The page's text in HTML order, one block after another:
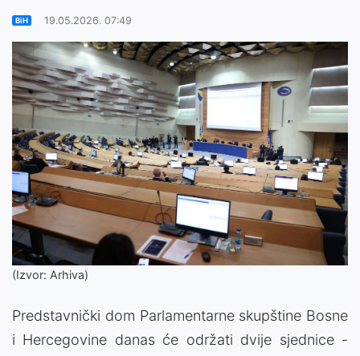
BiH 19.05.2026. 07:49
(Izvor: Arhiva)
Predstavnički dom Parlamentarne skupštine Bosne
i Hercegovine danas će održati dvije sjednice -